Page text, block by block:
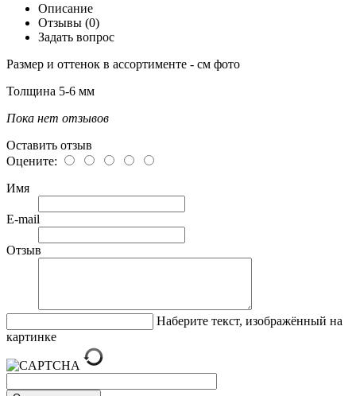
Описание
Отзывы (0)
Задать вопрос
Размер и оттенок в ассортименте - см фото
Толщина 5-6 мм
Пока нет отзывов
Оставить отзыв
Оцените:
Имя
E-mail
Отзыв
Наберите текст, изображённый на
картинке